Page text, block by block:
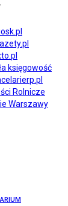
księgowość
Rolnicze
Warszawy